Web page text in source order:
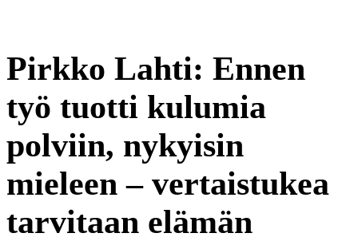
Pirkko Lahti: Ennen
työ tuotti kulumia
polviin, nykyisin
mieleen – vertaistukea
tarvitaan elämän